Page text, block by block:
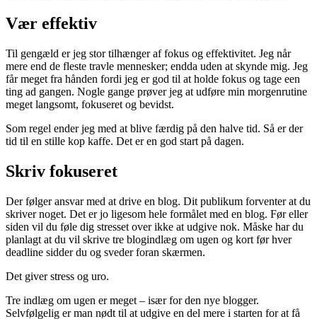
Vær effektiv
Til gengæld er jeg stor tilhænger af fokus og effektivitet. Jeg når
mere end de fleste travle mennesker; endda uden at skynde mig. Jeg
får meget fra hånden fordi jeg er god til at holde fokus og tage een
ting ad gangen. Nogle gange prøver jeg at udføre min morgenrutine
meget langsomt, fokuseret og bevidst.
Som regel ender jeg med at blive færdig på den halve tid. Så er der
tid til en stille kop kaffe. Det er en god start på dagen.
Skriv fokuseret
Der følger ansvar med at drive en blog. Dit publikum forventer at du
skriver noget. Det er jo ligesom hele formålet med en blog. Før eller
siden vil du føle dig stresset over ikke at udgive nok. Måske har du
planlagt at du vil skrive tre blogindlæg om ugen og kort før hver
deadline sidder du og sveder foran skærmen.
Det giver stress og uro.
Tre indlæg om ugen er meget – især for den nye blogger.
Selvfølgelig er man nødt til at udgive en del mere i starten for at få